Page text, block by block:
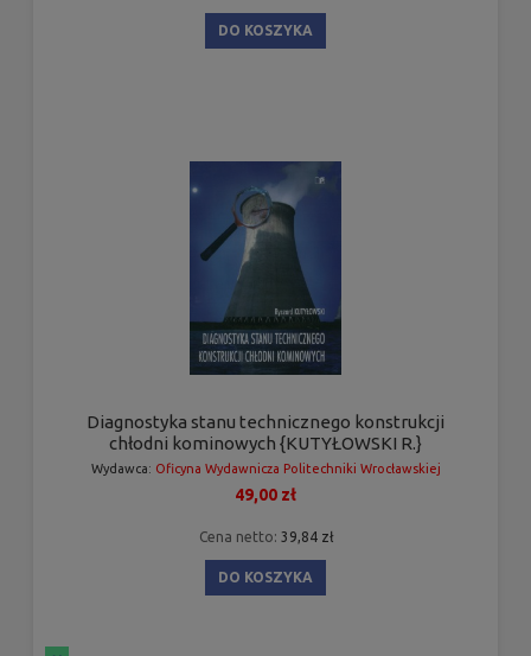
DO KOSZYKA
Diagnostyka stanu technicznego konstrukcji
chłodni kominowych {KUTYŁOWSKI R.}
Wydawca: Oficyna Wydawnicza Politechniki Wrocławskiej
49,00 zł
Cena netto: 39,84 zł
DO KOSZYKA